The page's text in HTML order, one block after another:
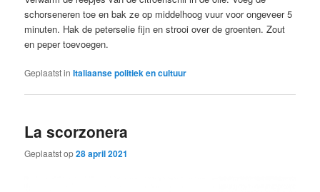
schorseneren toe en bak ze op middelhoog vuur voor ongeveer 5
minuten. Hak de peterselie fijn en strooi over de groenten. Zout
en peper toevoegen.
Geplaatst in Italiaanse politiek en cultuur
La scorzonera
Geplaatst op28 april 2021